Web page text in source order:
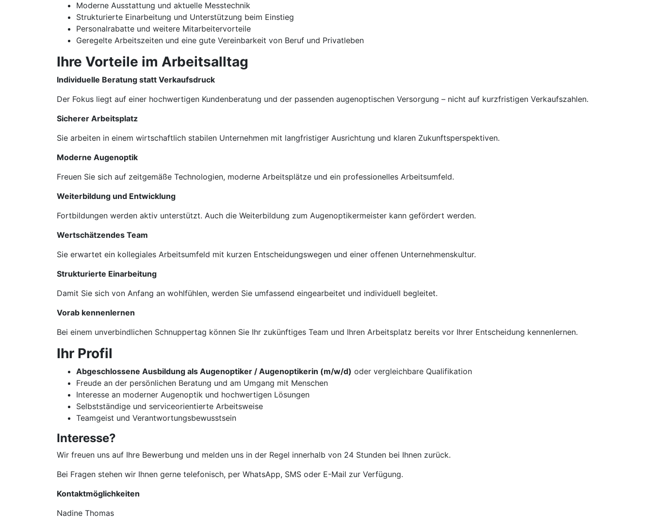
Moderne Ausstattung und aktuelle Messtechnik
Strukturierte Einarbeitung und Unterstützung beim Einstieg
Personalrabatte und weitere Mitarbeitervorteile
Geregelte Arbeitszeiten und eine gute Vereinbarkeit von Beruf und Privatleben
Ihre Vorteile im Arbeitsalltag
Individuelle Beratung statt Verkaufsdruck
Der Fokus liegt auf einer hochwertigen Kundenberatung und der passenden augenoptischen Versorgung – nicht auf kurzfristigen Verkaufszahlen.
Sicherer Arbeitsplatz
Sie arbeiten in einem wirtschaftlich stabilen Unternehmen mit langfristiger Ausrichtung und klaren Zukunftsperspektiven.
Moderne Augenoptik
Freuen Sie sich auf zeitgemäße Technologien, moderne Arbeitsplätze und ein professionelles Arbeitsumfeld.
Weiterbildung und Entwicklung
Fortbildungen werden aktiv unterstützt. Auch die Weiterbildung zum Augenoptikermeister kann gefördert werden.
Wertschätzendes Team
Sie erwartet ein kollegiales Arbeitsumfeld mit kurzen Entscheidungswegen und einer offenen Unternehmenskultur.
Strukturierte Einarbeitung
Damit Sie sich von Anfang an wohlfühlen, werden Sie umfassend eingearbeitet und individuell begleitet.
Vorab kennenlernen
Bei einem unverbindlichen Schnuppertag können Sie Ihr zukünftiges Team und Ihren Arbeitsplatz bereits vor Ihrer Entscheidung kennenlernen.
Ihr Profil
Abgeschlossene Ausbildung als Augenoptiker / Augenoptikerin (m/w/d) oder vergleichbare Qualifikation
Freude an der persönlichen Beratung und am Umgang mit Menschen
Interesse an moderner Augenoptik und hochwertigen Lösungen
Selbstständige und serviceorientierte Arbeitsweise
Teamgeist und Verantwortungsbewusstsein
Interesse?
Wir freuen uns auf Ihre Bewerbung und melden uns in der Regel innerhalb von 24 Stunden bei Ihnen zurück.
Bei Fragen stehen wir Ihnen gerne telefonisch, per WhatsApp, SMS oder E-Mail zur Verfügung.
Kontaktmöglichkeiten
Nadine Thomas